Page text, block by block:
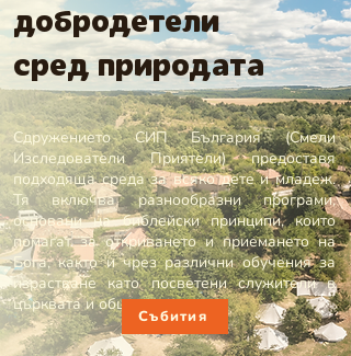
добродетели
сред природата
Сдружението СИП България (Смели
Изследователи Приятели) предоставя
подходяща среда за всяко дете и младеж.
Тя включва разнообразни програми,
основани на библейски принципи, които
помагат за откриването и приемането на
Бога, както и чрез различни обучения за
израстване като посветени служители в
църквата и обществото.
Събития